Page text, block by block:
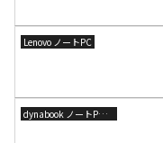
Lenovo ノートPC
dynabook ノートPC（旧東芝）